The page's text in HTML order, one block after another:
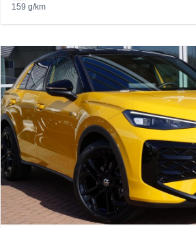
159 g/km